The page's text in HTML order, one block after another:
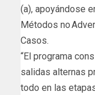
(a), apoyándose
Métodos no
Casos.
“El programa
salidas alternas
todo en las